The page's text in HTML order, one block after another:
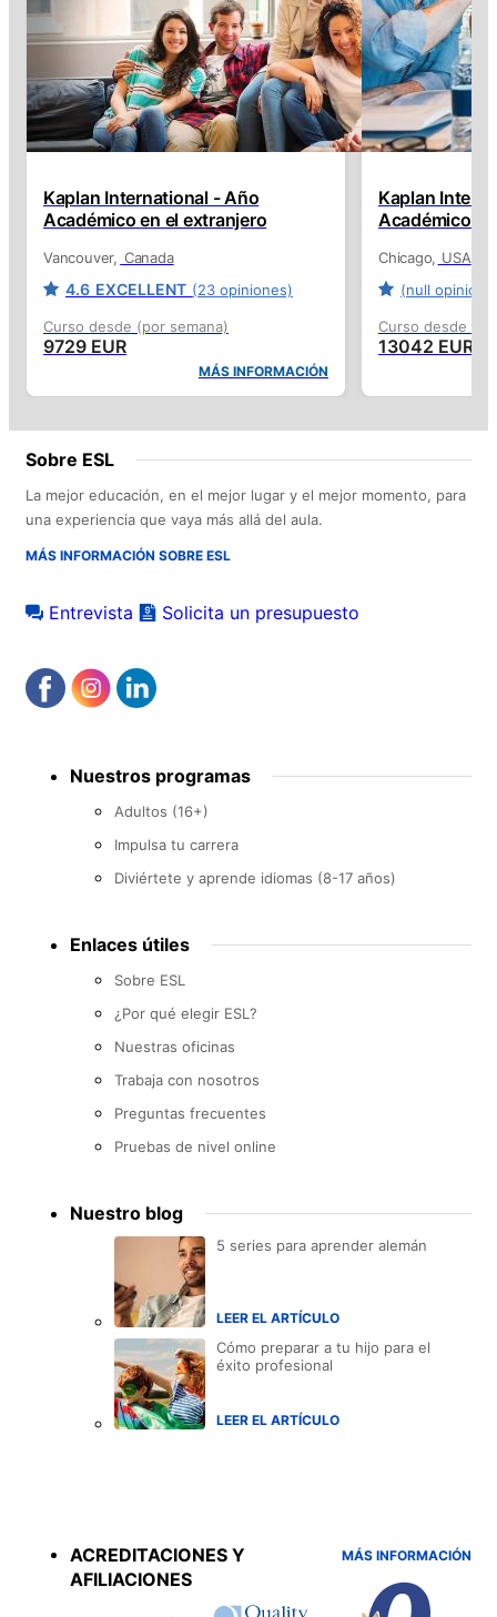
Kaplan International - Año
Académico en el extranjero
Vancouver Canada
4.6 EXCELLENT (23 opiniones)
Curso desde (por semana)
9729 EUR
MÁS INFORMACIÓN
Kaplan
Académico
Chicago
USA
(null
Curso desde
13042 EUR
Sobre ESL
La mejor educación, en el mejor lugar y el mejor momento, para
una experiencia que vaya más allá del aula.
MÁS INFORMACIÓN SOBRE ESL
Entrevista Solicita un presupuesto
menu Nuestros programas
Adultos (16+)
Impulsa tu carrera
Diviértete y aprende idiomas (8-17 años)
Enlaces útiles
Sobre ESL
¿Por qué elegir ESL?
Nuestras oficinas
Trabaja con nosotros
Preguntas frecuentes
Pruebas de nivel online
Nuestro blog
5 series para aprender alemán
LEER EL ARTÍCULO
Cómo preparar a tu hijo para el
éxito profesional
LEER EL ARTÍCULO
ACREDITACIONES Y
AFILIACIONES
MÁS INFORMACIÓN